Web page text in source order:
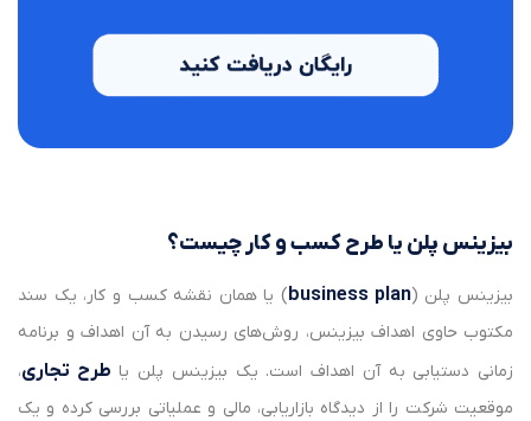
بیزینس پلن یا طرح کسب و کار چیست؟
بیزینس پلن (business plan) یا همان نقشه کسب و کار، یک سند
مکتوب حاوی اهداف بیزینس، روش‌های رسیدن به آن اهداف و برنامه
زمانی دستیابی به آن اهداف است. یک بیزینس پلن یا طرح تجاری،
موقعیت شرکت را از دیدگاه بازاریابی، مالی و عملیاتی بررسی کرده و یک